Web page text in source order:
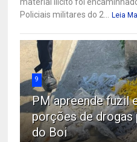
Policiais militares do 2...
Leia
9
PM apreende fuzil
porções de
do Boi